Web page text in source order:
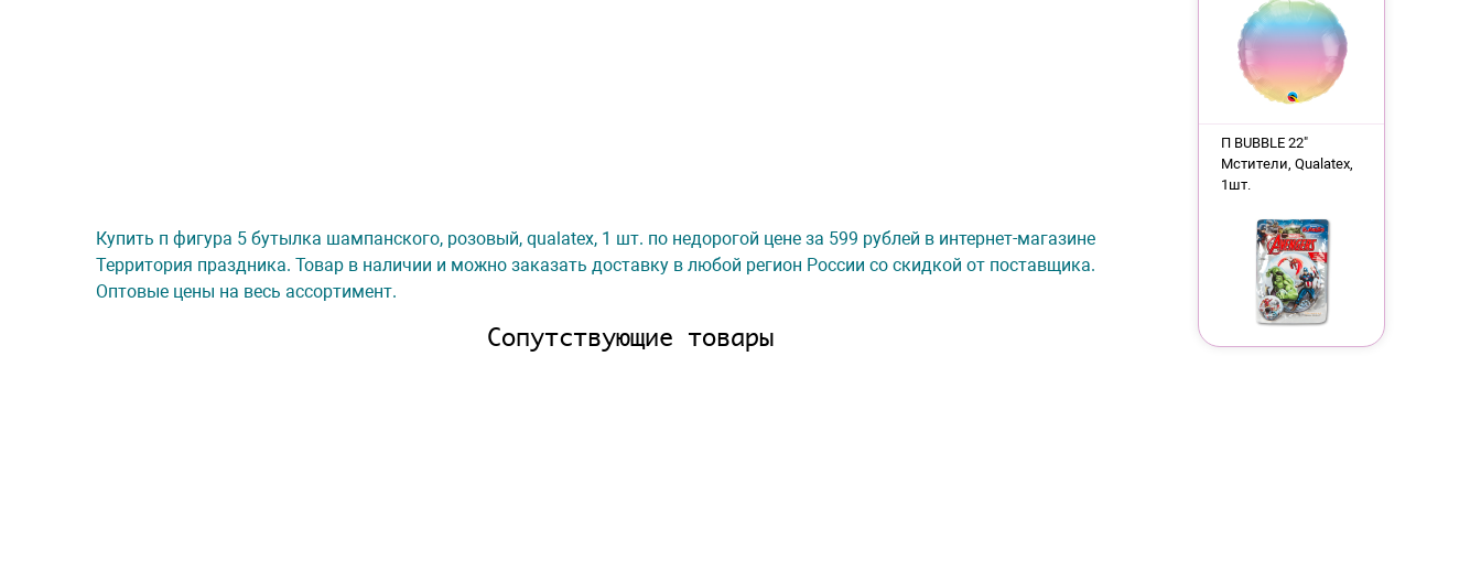
Купить п фигура 5 бутылка шампанского, розовый, qualatex, 1 шт. по недорогой цене за 599 рублей в интернет-магазине
Территория праздника. Товар в наличии и можно заказать доставку в любой регион России со скидкой от поставщика.
Оптовые цены на весь ассортимент.
Сопутствующие товары
П BUBBLE 22"
Мстители, Qualatex,
1шт.